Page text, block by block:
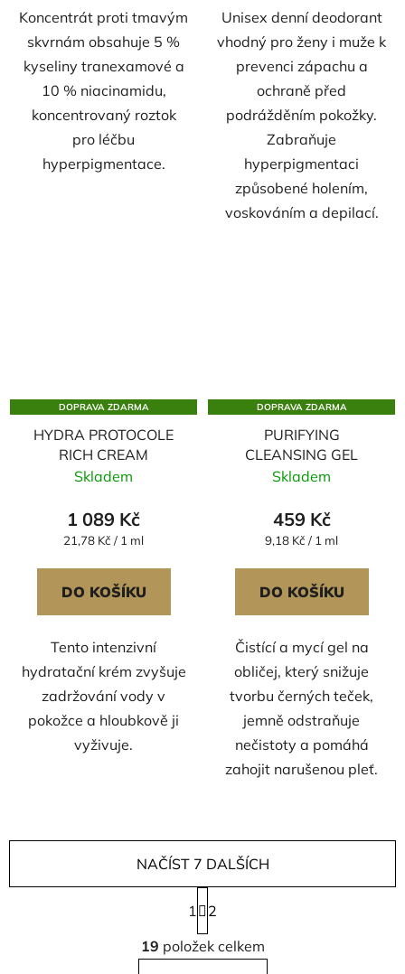
Koncentrát proti tmavým
skvrnám obsahuje 5 %
kyseliny tranexamové a
10 % niacinamidu,
koncentrovaný roztok
pro léčbu
hyperpigmentace.
Unisex denní deodorant
vhodný pro ženy i muže k
prevenci zápachu a
ochraně před
podrážděním pokožky.
Zabraňuje
hyperpigmentaci
způsobené holením,
voskováním a depilací.
DOPRAVA ZDARMA
HYDRA PROTOCOLE
RICH CREAM
Skladem
1 089 Kč
Měrná
21,78 Kč / 1 ml
DO KOŠÍKU
Tento intenzivní
hydratační krém zvyšuje
zadržování vody v
pokožce a hloubkově ji
vyživuje.
DOPRAVA ZDARMA
PURIFYING
CLEANSING GEL
Skladem
459 Kč
Měrná
9,18 Kč / 1 ml
DO KOŠÍKU
Čistící a mycí gel na
obličej, který snižuje
tvorbu černých teček,
jemně odstraňuje
nečistoty a pomáhá
zahojit narušenou pleť.
O
v
NAČÍST 7 DALŠÍCH
S
t
r
á
n
1
2
19 položek celkem